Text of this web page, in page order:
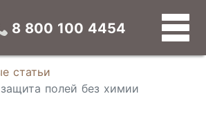
8 800 100 4454
статьи
полей без химии